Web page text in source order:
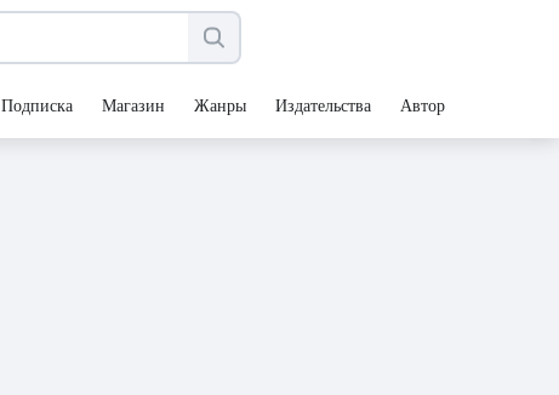
Подписка Магазин Жанры Издательства Авторы